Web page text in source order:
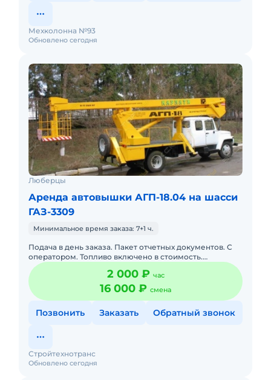
Обновлено сегодня
Мехколонна №93
Люберцы
Аренда автовышки АГП-18.04 на шасси
ГАЗ-3309
Минимальное время заказа: 7+1 ч.
Подача в день заказа. Пакет отчетных документов. С
оператором. Топливо включено в стоимость.
Долгосрочная аренда. Краткосрочная аренда. Техника
с малой наработк
2 000 ₽ час
16 000 ₽ смена
Позвонить Заказать Обратный звонок
Обновлено сегодня
Стройтехнотранс